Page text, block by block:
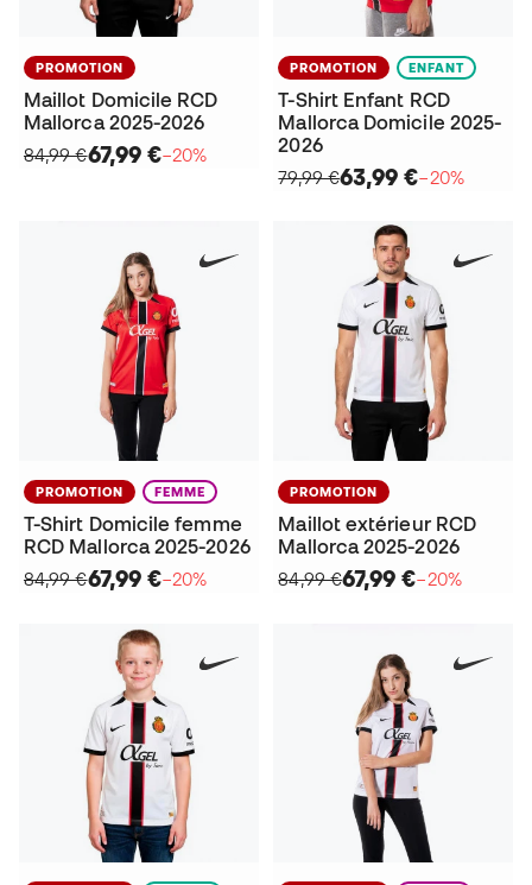
PROMOTION
Maillot Domicile RCD
Mallorca 2025-2026
84,99 €67,99 €−20%
PROMOTION ENFANT
T-Shirt Enfant RCD
Mallorca Domicile 2025-
2026
79,99 €63,99 €−20%
PROMOTION FEMME
T-Shirt Domicile femme
RCD Mallorca 2025-2026
84,99 €67,99 €−20%
PROMOTION
Maillot extérieur RCD
Mallorca 2025-2026
84,99 €67,99 €−20%